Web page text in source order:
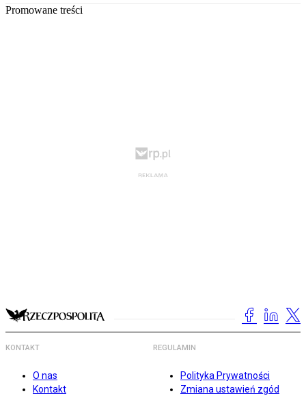
Promowane treści
KONTAKT
O nas
Kontakt
REGULAMIN
Polityka Prywatności
Zmiana ustawień zgód